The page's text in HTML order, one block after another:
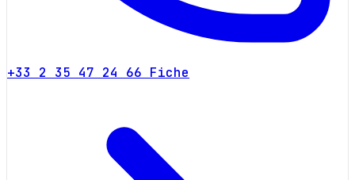
+33 2 35 47 24 66 Fiche